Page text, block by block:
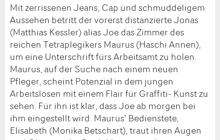
Mit zerrissenen Jeans, Cap und schmuddeligem
Aussehen betritt der vorerst distanzierte Jonas
(Matthias Kessler) alias Joe das Zimmer des
reichen Tetraplegikers Maurus (Haschi Annen),
um eine Unterschrift fürs Arbeitsamt zu holen.
Maurus, auf der Suche nach einem neuen
Pfleger, scheint Potenzial in dem jungen
Arbeitslosen mit einem Flair für Graffiti- Kunst zu
sehen. Für ihn ist klar, dass Joe ab morgen bei
ihm eingestellt wird. Maurus’ Bedienstete,
Elisabeth (Monika Betschart), traut ihren Augen